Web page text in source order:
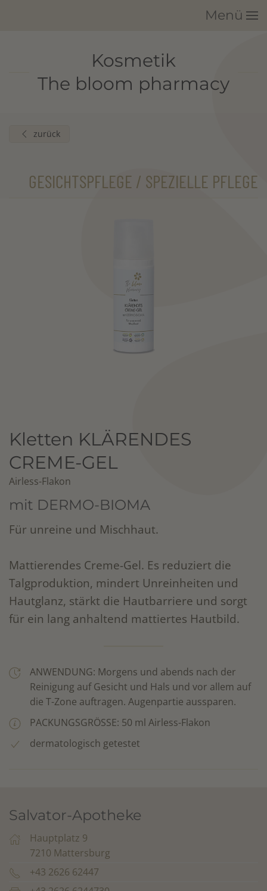
Menü
Kosmetik
The bloom pharmacy
zurück
GESICHTSPFLEGE / SPEZIELLE PFLEGE
Kletten KLÄRENDES
CREME-GEL
Airless-Flakon
mit DERMO-BIOMA
Für unreine und Mischhaut.
Mattierendes Creme-Gel. Es reduziert die
Talgproduktion, mindert Unreinheiten und
Hautglanz, stärkt die Hautbarriere und sorgt
für ein lang anhaltend mattiertes Hautbild.
ANWENDUNG: Morgens und abends nach der
Reinigung auf Gesicht und Hals und vor allem auf
die T-Zone auftragen. Augenpartie aussparen.
PACKUNGSGRÖSSE: 50 ml Airless-Flakon
dermatologisch getestet
Salvator-Apotheke
Hauptplatz 9
7210 Mattersburg
+43 2626 62447